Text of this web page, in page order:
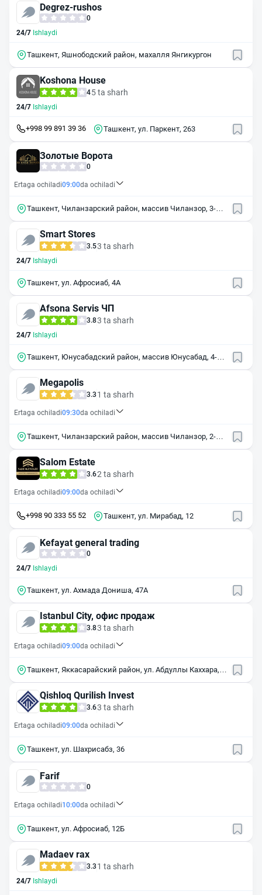
Degrez-rushos
0
24/7 Ishlaydi
Ташкент, Яшнободский район, махалля Янгикургон
Koshona House
45 ta sharh
24/7 Ishlaydi
+998 99 891 39 36 Ташкент, ул. Паркент, 263
Золотые Ворота
0
Ertaga ochiladi09:00da ochiladi
Ташкент, Чиланзарский район, массив Чиланзор, 3-й
Smart Stores
3.53 ta sharh
24/7 Ishlaydi
Ташкент, ул. Афросиаб, 4А
Afsona Servis ЧП
3.83 ta sharh
24/7 Ishlaydi
Ташкент, Юнусабадский район, массив Юнусабад, 4-й
Megapolis
3.3 1 ta sharh
Ertaga ochiladi09:30da ochiladi
Ташкент, Чиланзарский район, массив Чиланзор, 2-й
Salom Estate
3.62 ta sharh
Ertaga ochiladi09:00da ochiladi
+998 90 333 55 52 Ташкент, ул. Мирабад, 12
Kefayat general trading
0
24/7 Ishlaydi
Ташкент, ул. Ахмада Дониша, 47А
Istanbul City, офис продаж
3.83 ta sharh
Ertaga ochiladi09:00da ochiladi
Ташкент, Яккасарайский район, ул. Абдуллы Каххара,
Qishloq Qurilish Invest
3.63 ta sharh
Ertaga ochiladi09:00da ochiladi
Ташкент, ул. Шахрисабз, 36
Farif
0
Ertaga ochiladi10:00da ochiladi
Ташкент, ул. Афросиаб, 12Б
Madaev rax
3.3 1 ta sharh
24/7 Ishlaydi